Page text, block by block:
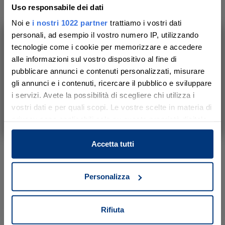
Uso responsabile dei dati
Noi e i nostri 1022 partner trattiamo i vostri dati
personali, ad esempio il vostro numero IP, utilizzando
tecnologie come i cookie per memorizzare e accedere
alle informazioni sul vostro dispositivo al fine di
pubblicare annunci e contenuti personalizzati, misurare
gli annunci e i contenuti, ricercare il pubblico e sviluppare
i servizi. Avete la possibilità di scegliere chi utilizza i
vostri dati e per quali scopi. Le vostre scelte in materia di
in cui avete effettuato le vostre scelte. È possibile
modificare o revocare il proprio consenso in qualsiasi
momento dalla Dichiarazione sui cookie o facendo clic
Con il tuo consenso, vorremmo anche:
raccogliere informazioni sulla tua posizione
Accetta tutti
Personalizza
Rifiuta
Ufficio di 15 vani al piano terra a
Roma:
https://www.astetelematiche.it/vendita-
asta-telematica-ufficio-roma-via-san-
damaso-civ-15-17-scheda=318088-
2184409
Per trovare tutti gli altri, effettua la ricerca da
“ufficio”; è anche possibile indicare
Ti aiutiamo a trovare, comprendere e
partecipare all’asta in sicurezza.
Con noi, passo dopo passo.
Scopri il servizio